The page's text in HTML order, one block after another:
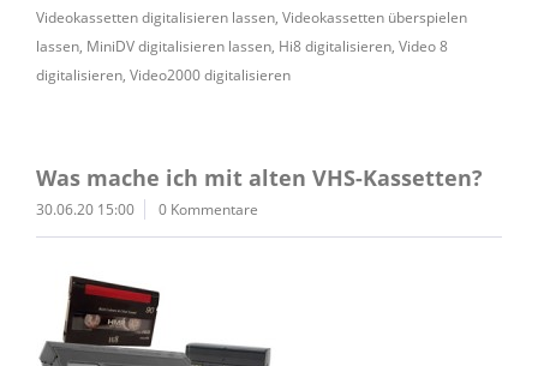
Videokassetten digitalisieren lassen, Videokassetten überspielen
lassen, MiniDV digitalisieren lassen, Hi8 digitalisieren, Video 8
digitalisieren, Video2000 digitalisieren
Was mache ich mit alten VHS-Kassetten?
30.06.20 15:00 0 Kommentare